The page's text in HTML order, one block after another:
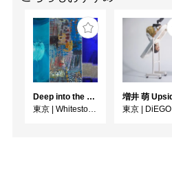
Deep into the Blue―蒼の深層へ：木梨アイネ、名坂千吉郎、猪熊克芳
東京
Whitestone Gallery
東京
DiEGO表参道